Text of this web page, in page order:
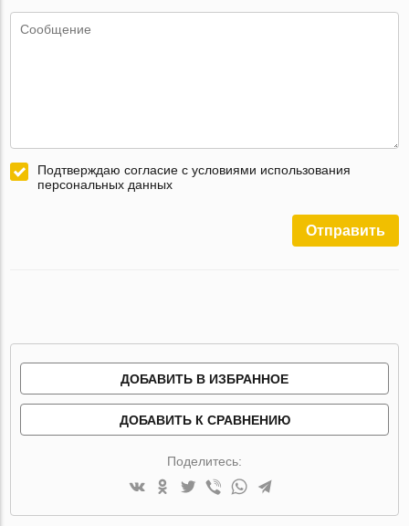
Подтверждаю согласие с условиями использования
персональных данных
Отправить
ДОБАВИТЬ В ИЗБРАННОЕ
ДОБАВИТЬ К СРАВНЕНИЮ
Поделитесь: